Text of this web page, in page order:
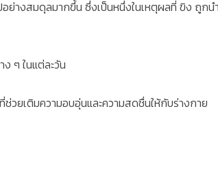
อย่างสมดุลมากขึ้น ซึ่งเป็นหนึ่งในเหตุผลที่ ขิง ถูกน
ๆ ในแต่ละวัน
วยเติมความอบอุ่นและความสดชื่นให้กับร่างกาย